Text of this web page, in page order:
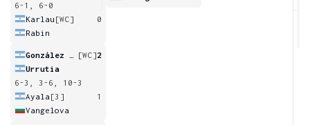
6-1, 6-0
Karlau [WC]
0
Rabin
[WC]2
Urrutia
6-3, 3-6, 10-3
Ayala [3]
1
Vangelova